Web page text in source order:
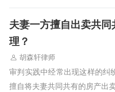
夫妻一方擅自出卖共
理？
胡森轩律师
审判实践中经常出现这样的纠
擅自将夫妻共同共有的房产出